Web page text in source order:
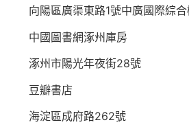
向陽區廣渠東路1號中廣國際綜
中國圖書網涿州庫房
涿州市陽光年夜街28號
豆瓣書店
海淀區成府路262號